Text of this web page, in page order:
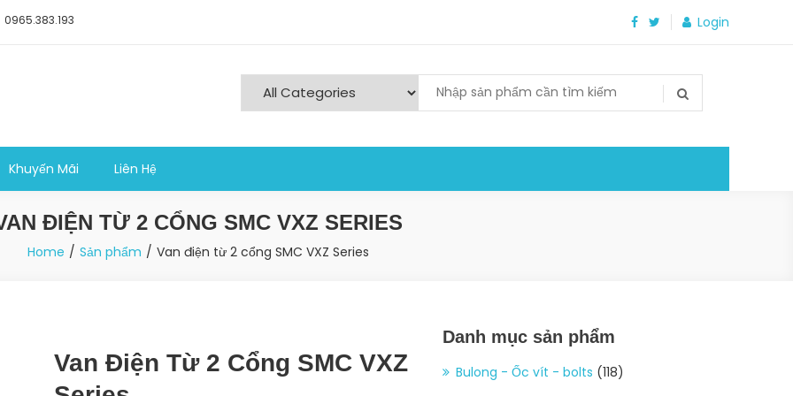
0965.383.193 Login
Khuyến Mãi Liên Hệ
ĐIỆN TỪ 2 CỔNG SMC VXZ SERIES
Home Sản phẩm Van điện từ 2 cổng SMC VXZ Series
Van Điện Từ 2 Cổng SMC VXZ
Danh mục sản phẩm
Bulong - Ốc vít - bolts (118)